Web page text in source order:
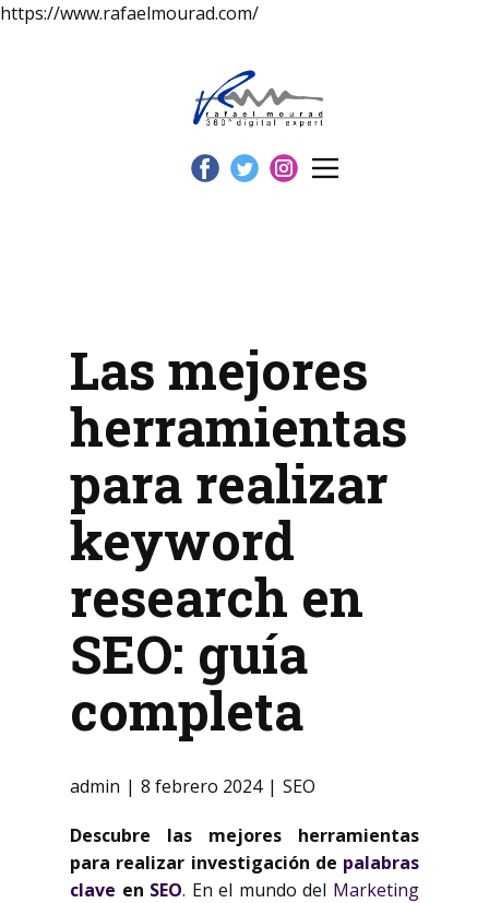
https://www.rafaelmourad.com/
Las mejores
herramientas
para realizar
keyword
research en
SEO: guía
completa
admin 8 febrero 2024 SEO
Descubre las mejores herramientas
para realizar investigación de palabras
clave en SEO. En el mundo del Marketing